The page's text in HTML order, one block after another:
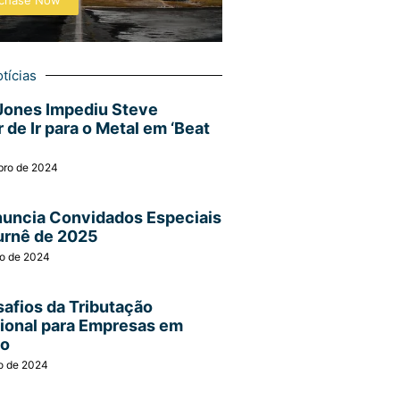
Impediu Steve
Ir para o Metal em ‘Beat
de 2024
Convidados Especiais
de 2025
de 2024
da Tributação
para Empresas em
de 2024